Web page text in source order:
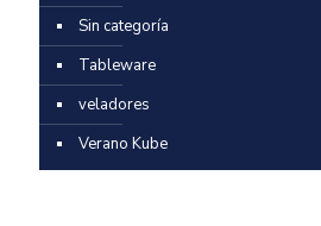
Sin categoría
Tableware
veladores
Verano Kube